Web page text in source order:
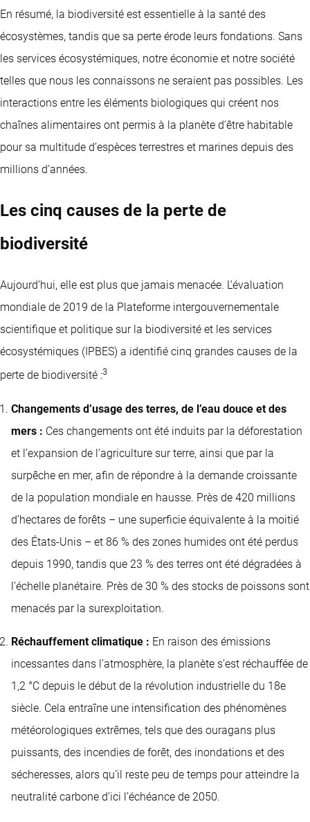
En résumé, la biodiversité est essentielle à la santé des
écosystèmes, tandis que sa perte érode leurs fondations. Sans
les services écosystémiques, notre économie et notre société
telles que nous les connaissons ne seraient pas possibles. Les
interactions entre les éléments biologiques qui créent nos
chaînes alimentaires ont permis à la planète d’être habitable
pour sa multitude d’espèces terrestres et marines depuis des
millions d’années.
Les cinq causes de la perte de
biodiversité
Aujourd’hui, elle est plus que jamais menacée. L’évaluation
mondiale de 2019 de la Plateforme intergouvernementale
scientifique et politique sur la biodiversité et les services
écosystémiques (IPBES) a identifié cinq grandes causes de la
perte de biodiversité :3
Changements d’usage des terres, de l’eau douce et des
mers : Ces changements ont été induits par la déforestation
et l’expansion de l’agriculture sur terre, ainsi que par la
surpêche en mer, afin de répondre à la demande croissante
de la population mondiale en hausse. Près de 420 millions
d’hectares de forêts – une superficie équivalente à la moitié
des États-Unis – et 86 % des zones humides ont été perdus
depuis 1990, tandis que 23 % des terres ont été dégradées à
l’échelle planétaire. Près de 30 % des stocks de poissons sont
menacés par la surexploitation.
Réchauffement climatique : En raison des émissions
incessantes dans l’atmosphère, la planète s’est réchauffée de
1,2 °C depuis le début de la révolution industrielle du 18e
siècle. Cela entraîne une intensification des phénomènes
météorologiques extrêmes, tels que des ouragans plus
puissants, des incendies de forêt, des inondations et des
sécheresses, alors qu’il reste peu de temps pour atteindre la
neutralité carbone d’ici l’échéance de 2050.